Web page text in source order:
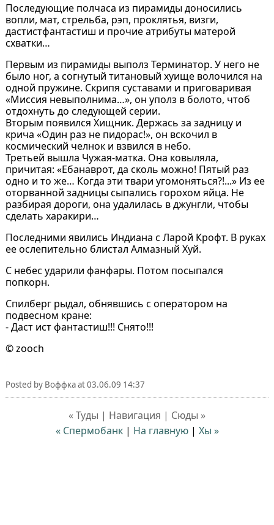
Последующие полчаса из пирамиды доносились
вопли, мат, стрельба, рэп, проклятья, визги,
дастистфантастиш и прочие атрибуты матерой
схватки…
Первым из пирамиды выполз Терминатор. У него не
было ног, а согнутый титановый хуище волочился на
одной пружине. Скрипя суставами и приговаривая
«Миссия невыполнима…», он уполз в болото, чтоб
отдохнуть до следующей серии.
Вторым появился Хищник. Держась за задницу и
крича «Один раз не пидорас!», он вскочил в
космический челнок и взвился в небо.
Третьей вышла Чужая-матка. Она ковыляла,
причитая: «Ебанаврот, да сколь можно! Пятый раз
одно и то же… Когда эти твари угомоняться?!...» Из ее
оторванной задницы сыпались горохом яйца. Не
разбирая дороги, она удалилась в джунгли, чтобы
сделать харакири…
Последними явились Индиана с Ларой Крофт. В руках
ее ослепительно блистал Алмазный Хуй.
С небес ударили фанфары. Потом посыпался
попкорн.
Спилберг рыдал, обнявшись с оператором на
подвесном кране:
- Даст ист фантастиш!!! Снято!!!
© zooch
Posted by Воффкаat03.06.09 14:37
« Туды | Навигация | Сюды »
« Спермобанк| На главную| Хы »